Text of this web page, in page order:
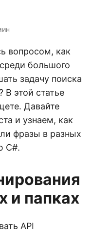
вопросом, как
большого
задачу поиска
В этой статье
Давайте
и узнаем, как
фразы в разных
C#.
и папках
API